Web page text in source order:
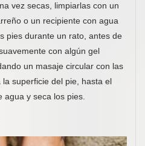
vez secas, limpiarlas con un
o un recipiente con agua
pies durante un rato, antes de
con algún gel
un masaje circular con las
superficie del pie, hasta el
agua y seca los pies.